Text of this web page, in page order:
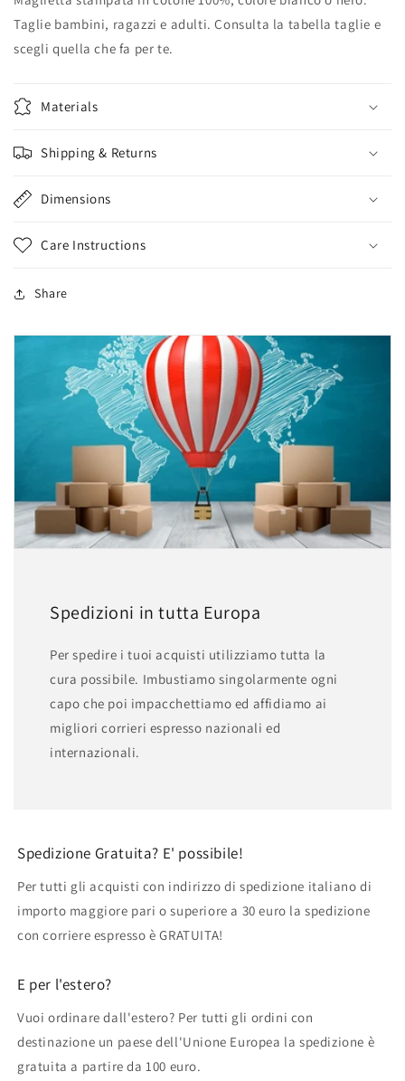
Taglie bambini, ragazzi e adulti. Consulta la tabella taglie e
scegli quella che fa per te.
Materials
Shipping & Returns
Dimensions
Care Instructions
Share
Spedizioni in tutta Europa
Per spedire i tuoi acquisti utilizziamo tutta la
cura possibile. Imbustiamo singolarmente ogni
capo che poi impacchettiamo ed affidiamo ai
migliori corrieri espresso nazionali ed
internazionali.
Spedizione Gratuita? E' possibile!
Per tutti gli acquisti con indirizzo di spedizione italiano di
importo maggiore pari o superiore a 30 euro la spedizione
con corriere espresso è GRATUITA!
E per l'estero?
Vuoi ordinare dall'estero? Per tutti gli ordini con
destinazione un paese dell'Unione Europea la spedizione è
gratuita a partire da 100 euro.